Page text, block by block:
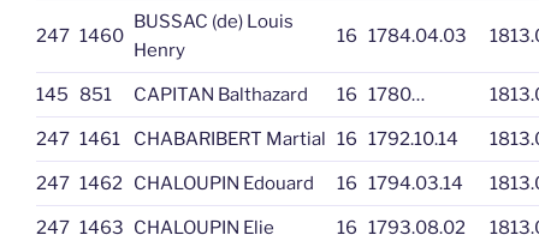
247 1460
BUSSAC (de) Louis
Henry
16 1784.04.03
145 851 CAPITAN Balthazard 16 1780…
247 1461 CHABARIBERT Martial 16 1792.10.14
247 1462 CHALOUPIN Edouard 16 1794.03.14
247 1463 CHALOUPIN Elie 16 1793.08.02